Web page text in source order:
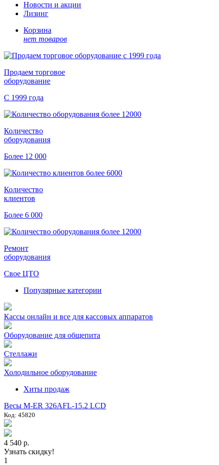
Новости и акции
Лизинг
Корзина
нет товаров
Продаем торговое
оборудование
С 1999 года
Количество
оборудования
Более 12 000
Количество
клиентов
Более 6 000
Ремонт
оборудования
Свое ЦТО
Популярные категории
Кассы онлайн и все для кассовых аппаратов
Оборудование для общепита
Стеллажи
Холодильное оборудование
Хиты продаж
Весы M-ER 326AFL-15.2 LCD
Код: 45820
4 540 р.
Узнать скидку!
1